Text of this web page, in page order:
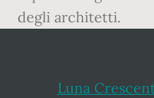
Luna